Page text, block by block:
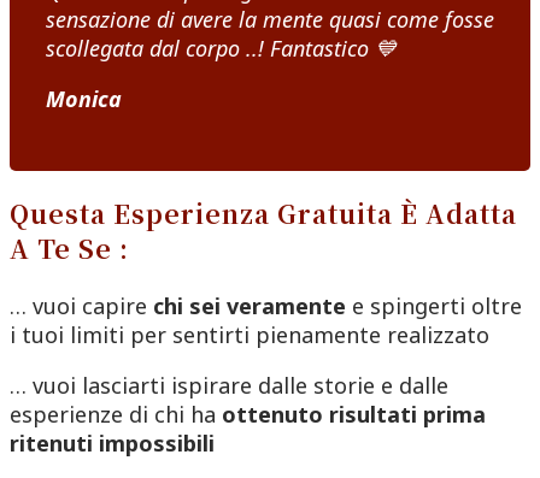
sensazione di avere la mente quasi come fosse
scollegata dal corpo ..! Fantastico 💙
Monica
Questa Esperienza Gratuita È Adatta
A Te Se :
… vuoi capire chi sei veramente e spingerti oltre
i tuoi limiti per sentirti pienamente realizzato
… vuoi lasciarti ispirare dalle storie e dalle
esperienze di chi ha ottenuto risultati prima
ritenuti impossibili